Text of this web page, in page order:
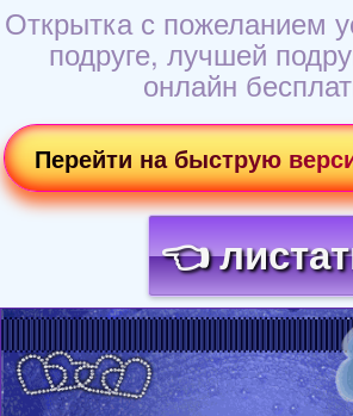
Открытка с пожеланием
подруге, лучшей
онлайн
Перейти на быструю
👈
Загрузка